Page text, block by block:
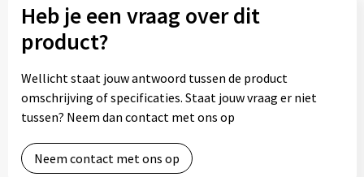
Heb je een vraag over dit
product?
Wellicht staat jouw antwoord tussen de product
omschrijving of specificaties. Staat jouw vraag er niet
tussen? Neem dan contact met ons op
Neem contact met ons op